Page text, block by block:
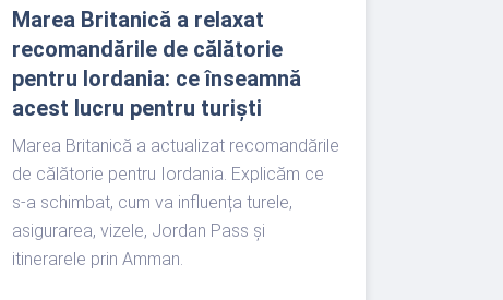
Marea Britanică a relaxat
recomandările de călătorie
pentru Iordania: ce înseamnă
acest lucru pentru turiști
Marea Britanică a actualizat recomandările
de călătorie pentru Iordania. Explicăm ce
s-a schimbat, cum va influența turele,
asigurarea, vizele, Jordan Pass și
itinerarele prin Amman.